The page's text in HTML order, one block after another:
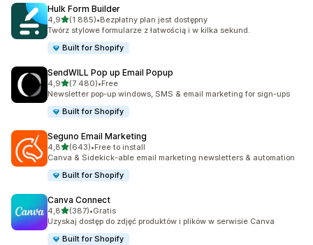
Hulk Form Builder
4,9na 5 gwiazdek
(1 885)
Łączna liczba recenzji: 1885
•Bezpłatny plan jest dostępny
Twórz stylowe formularze z łatwością i w kilka sekund.
Built for Shopify
SendWILL Pop up Email Popup
4,9na 5 gwiazdek
(7 480)
Łączna liczba recenzji: 7480
•Free
Newsletter pop-up windows, SMS & email marketing for sign-ups
Built for Shopify
Seguno Email Marketing
4,8na 5 gwiazdek
(643)
Łączna liczba recenzji: 643
•Free to install
Canva & Sidekick-able email marketing newsletters & automation
Built for Shopify
Canva Connect
4,8na 5 gwiazdek
(387)
Łączna liczba recenzji: 387
•Gratis
Uzyskaj dostęp do zdjęć produktów i plików w serwisie Canva
Built for Shopify